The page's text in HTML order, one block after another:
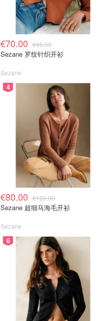
€70.00 €95.00
Sezane 罗纹针织开衫
Sezane
4
€80.00 €100.00
Sezane 超细马海毛开衫
Sezane
6